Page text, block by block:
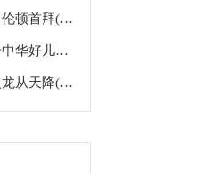
上写田伦顿首拜(四进士宋士杰唱段,京胡伴奏谱)简谱京剧,韵味醇厚显情义
做一个中华好儿女(平原作战小英唱段)简谱京剧,展现英雄儿女气概
赤须火龙从天降(大探二·大保国选段,琴谱)简谱京剧,展现磅礴气势